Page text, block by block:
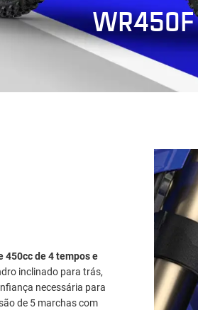
WR450F
450cc de 4 tempos e
inclinado para trás,
necessária para
de 5 marchas com